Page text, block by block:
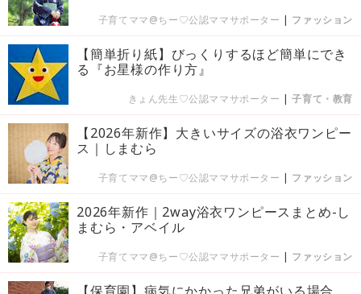
子育てママ@ちー♡公認ママサポーター | ファッション
【簡単折り紙】びっくりするほど簡単にでき
る『お星様の作り方』
きょん先生♡公認ママサポーター |子育て・教育
【2026年新作】大きいサイズの浴衣ワンピー
ス｜しまむら
子育てママ@ちー♡公認ママサポーター | ファッション
2026年新作｜2way浴衣ワンピースまとめ-し
まむら・アベイル
子育てママ@ちー♡公認ママサポーター | ファッション